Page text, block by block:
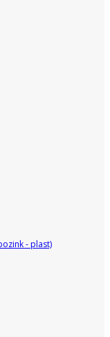
- plast)